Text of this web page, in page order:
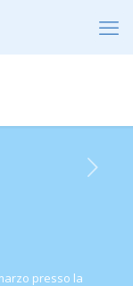
presso la